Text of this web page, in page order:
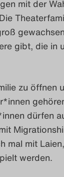
mit der
gibt, die in
zu öffnen
dürfen
mal mit Laien,
werden.